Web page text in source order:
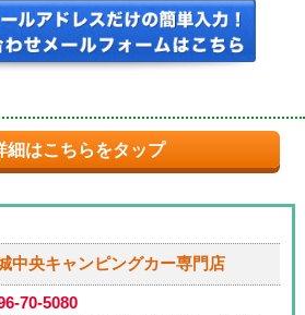
細はこちらをタップ
中央キャンピングカー専門店
70-5080